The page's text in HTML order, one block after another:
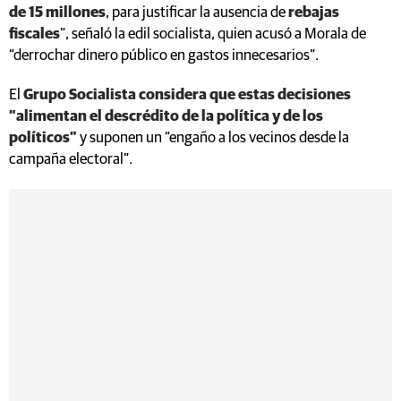
de 15 millones, para justificar la ausencia derebajas
fiscales”, señaló la edil socialista, quien acusó a Morala de
“derrochar dinero público en gastos innecesarios”.
El Grupo Socialista considera que estas decisiones
“alimentan el descrédito de la política y de los
políticos” y suponen un “engaño a los vecinos desde la
campaña electoral”.